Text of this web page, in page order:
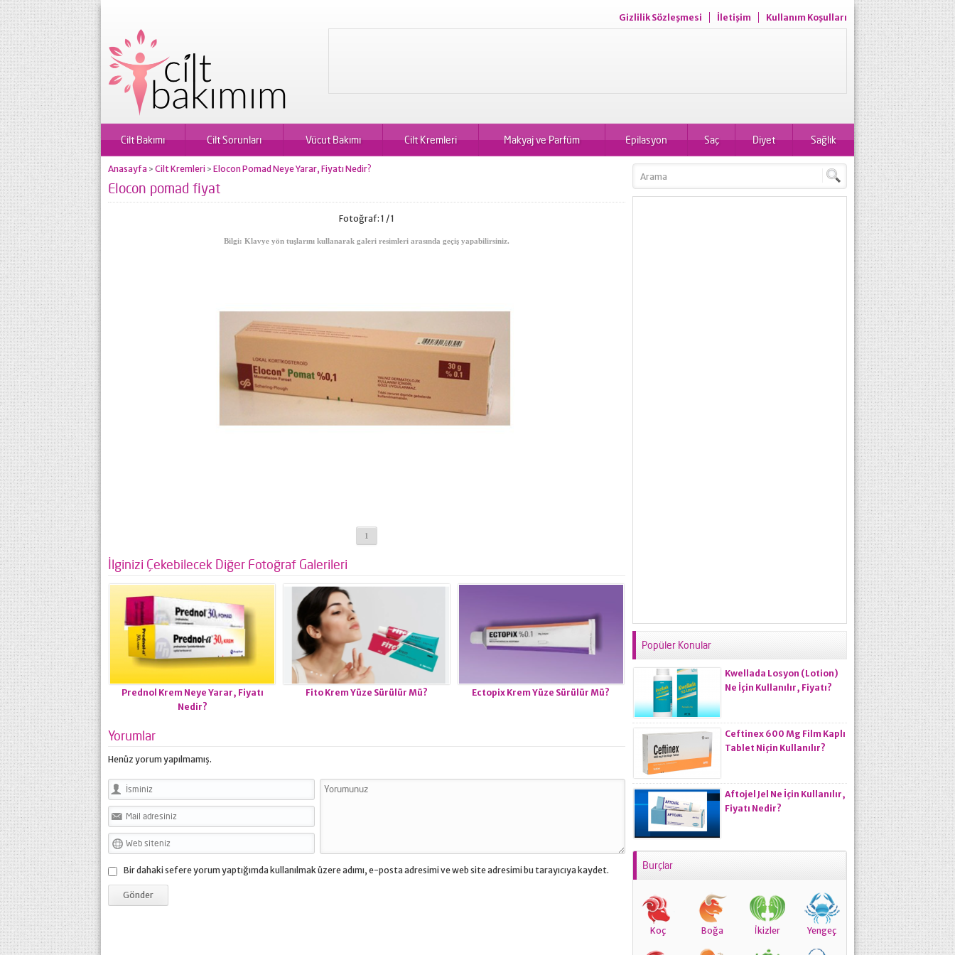
Gizlilik Sözleşmesi İletişim Kullanım Koşulları
Cilt Bakımı Cilt Sorunları Vücut Bakımı Cilt Kremleri Makyaj ve Parfüm Epilasyon Saç Diyet Sağlık
Anasayfa > Cilt Kremleri > Elocon Pomad Neye Yarar, Fiyatı Nedir?
Elocon pomad fiyat
Fotoğraf: 1 / 1
Bilgi: Klavye yön tuşlarını kullanarak galeri resimleri arasında geçiş yapabilirsiniz.
1
İlginizi Çekebilecek Diğer Fotoğraf Galerileri
Prednol Krem Neye Yarar, Fiyatı
Nedir?
Fito Krem Yüze Sürülür Mü? Ectopix Krem Yüze Sürülür Mü?
Yorumlar
Henüz yorum yapılmamış.
Bir dahaki sefere yorum yaptığımda kullanılmak üzere adımı, e-posta adresimi ve web site adresimi bu tarayıcıya kaydet.
Popüler Konular
Kwellada Losyon (Lotion)
Ne İçin Kullanılır, Fiyatı?
Ceftinex 600 Mg Film Kaplı
Tablet Niçin Kullanılır?
Aftojel Jel Ne İçin Kullanılır,
Fiyatı Nedir?
Burçlar
Koç Boğa İkizler Yengeç